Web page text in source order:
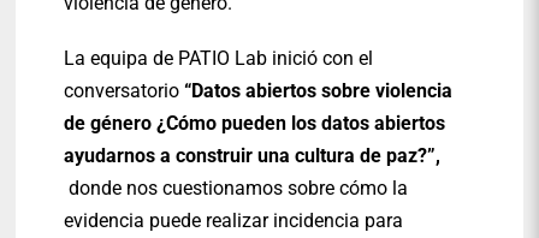
La equipa de PATIO Lab inició con el
conversatorio“Datos abiertos sobre violencia
de género ¿Cómo pueden los datos abiertos
ayudarnos a construir una cultura de paz?”,
donde nos cuestionamos sobre cómo la
evidencia puede realizar incidencia para